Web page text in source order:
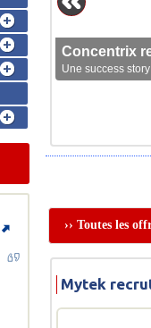
Concentrix
Une success
›› Toutes les
Mytek